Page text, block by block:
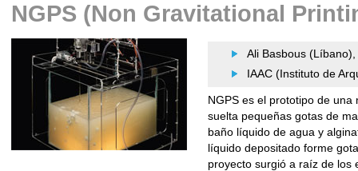
NGPS (Non Gravitational
Ali Basbous
IAAC (Instituto de
NGPS es el prototipo de
suelta pequeñas gotas de
baño líquido de agua y
líquido depositado forme
proyecto surgió a raíz de los